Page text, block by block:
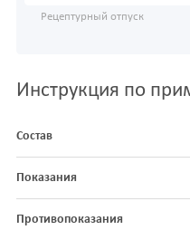
Рецептурный отпуск
Инструкция по
Состав
Показания
Противопоказания